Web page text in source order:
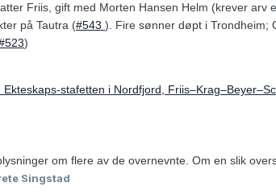
Friis, gift med Morten Hansen Helm (krever arv
på Tautra (#543 ). Fire sønner døpt i Trondheim;
)
Ekteskaps-stafetten i Nordfjord,
om flere av de overnevnte. Om en slik
Singstad